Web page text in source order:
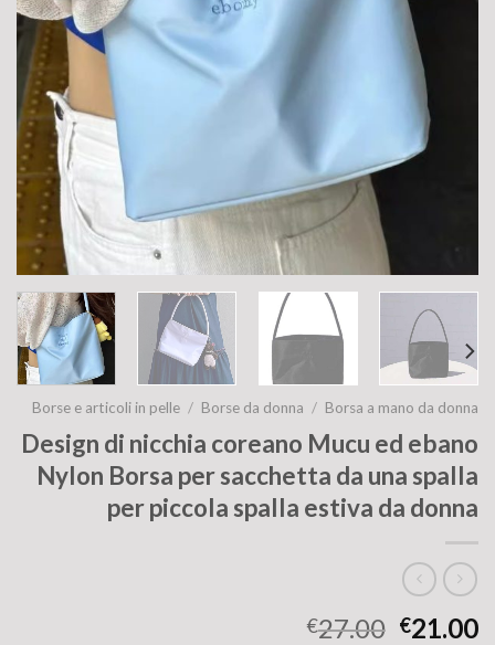
Borse e articoli in pelle / Borse da donna / Borsa a mano da donna
Design di nicchia coreano Mucu ed ebano
Nylon Borsa per sacchetta da una spalla
per piccola spalla estiva da donna
€27.00 €21.00